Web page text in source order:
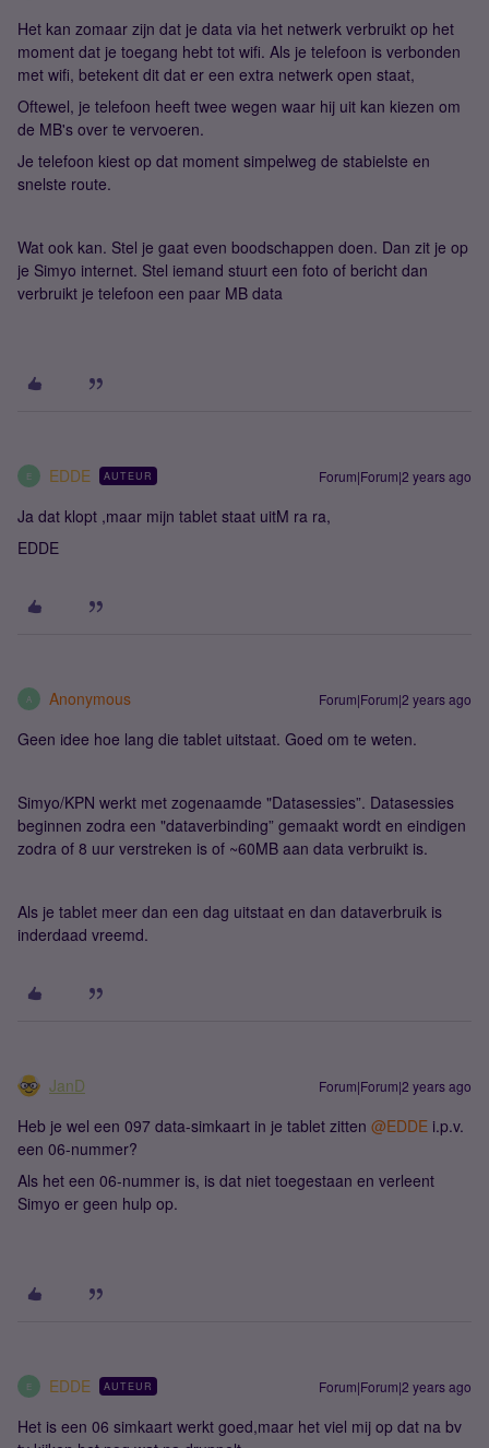
Het kan zomaar zijn dat je data via het netwerk verbruikt op het
moment dat je toegang hebt tot wifi. Als je telefoon is verbonden
met wifi, betekent dit dat er een extra netwerk open staat,
Oftewel, je telefoon heeft twee wegen waar hij uit kan kiezen om
de MB's over te vervoeren.
Je telefoon kiest op dat moment simpelweg de stabielste en
snelste route.
Wat ook kan. Stel je gaat even boodschappen doen. Dan zit je op
je Simyo internet. Stel iemand stuurt een foto of bericht dan
verbruikt je telefoon een paar MB data
E EDDE AUTEUR Forum|Forum|2 years ago
Ja dat klopt ,maar mijn tablet staat uitM ra ra,
EDDE
A Anonymous Forum|Forum|2 years ago
Geen idee hoe lang die tablet uitstaat. Goed om te weten.
Simyo/KPN werkt met zogenaamde "Datasessies”. Datasessies
beginnen zodra een "dataverbinding” gemaakt wordt en eindigen
zodra of 8 uur verstreken is of ~60MB aan data verbruikt is.
Als je tablet meer dan een dag uitstaat en dan dataverbruik is
inderdaad vreemd.
JanD Forum|Forum|2 years ago
Heb je wel een 097 data-simkaart in je tablet zitten @EDDE i.p.v.
een 06-nummer?
Als het een 06-nummer is, is dat niet toegestaan en verleent
Simyo er geen hulp op.
E EDDE AUTEUR Forum|Forum|2 years ago
Het is een 06 simkaart werkt goed,maar het viel mij op dat na bv